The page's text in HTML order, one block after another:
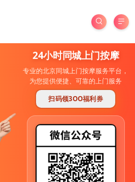
24小时同城上门按摩
专业的北京同城上门按摩服务平台，
为您提供便捷、可靠的上门服务
扫码领3OO福利券